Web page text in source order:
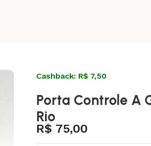
Cashback: R$ 7,50
Porta Controle A
Rio
R$ 75,00